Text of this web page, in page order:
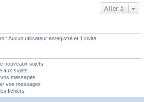
Aller à
: Aucun utilisateur enregistré et 1 invité
nouveaux sujets
aux sujets
messages
vos messages
fichiers